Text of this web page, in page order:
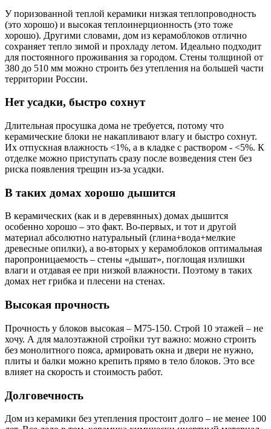
У поризованной теплой керамики низкая теплопроводность
(это хорошо) и высокая теплоинерционность (это тоже
хорошо). Другими словами, дом из керамоблоков отлично
сохраняет тепло зимой и прохладу летом. Идеально подходит
для постоянного проживания за городом. Стены толщиной от
380 до 510 мм можно строить без утепления на большей части
территории России.
Нет усадки, быстро сохнут
Длительная просушка дома не требуется, потому что
керамические блоки не накапливают влагу и быстро сохнут.
Их отпускная влажность <1%, а в кладке с раствором - <5%. К
отделке можно приступать сразу после возведения стен без
риска появления трещин из-за усадки.
В таких домах хорошо дышится
В керамических (как и в деревянных) домах дышится
особенно хорошо – это факт. Во-первых, и тот и другой
материал абсолютно натуральный (глина+вода+мелкие
древесные опилки), а во-вторых у керамоблоков оптимальная
паропроницаемость – стены «дышат», поглощая излишки
влаги и отдавая ее при низкой влажности. Поэтому в таких
домах нет грибка и плесени на стенах.
Высокая прочность
Прочность у блоков высокая – М75-150. Строй 10 этажей – не
хочу. А для малоэтажной стройки тут важно: можно строить
без монолитного пояса, армировать окна и двери не нужно,
плиты и балки можно крепить прямо в тело блоков. Это все
влияет на скорость и стоимость работ.
Долговечность
Дом из керамики без утепления простоит долго – не менее 100